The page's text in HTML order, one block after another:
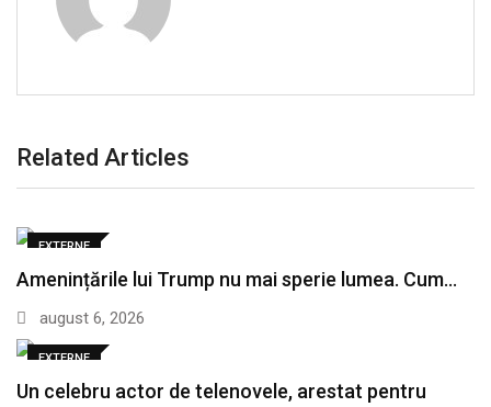
Related Articles
EXTERNE
Amenințările lui Trump nu mai sperie lumea. Cum…
august 6, 2026
EXTERNE
Un celebru actor de telenovele, arestat pentru